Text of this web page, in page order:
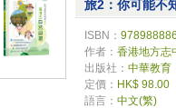
旅2：你可能不
ISBN：
作者： 香港地方志
出版社： 中華教育
定價： HK$ 98.00
語言： 中文(繁)